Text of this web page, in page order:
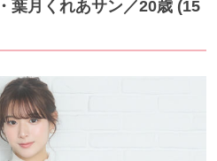
葉月くれあサン ／20歳 (15